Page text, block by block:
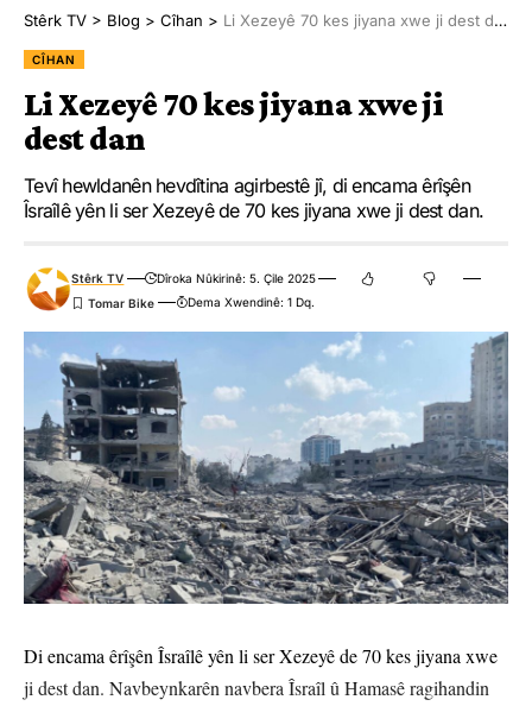
Stêrk TV > Blog > Cîhan > Li Xezeyê 70 kes jiyana xwe ji dest dan
CÎHAN
Li Xezeyê 70 kes jiyana xwe ji
dest dan
Tevî hewldanên hevdîtina agirbestê jî, di encama êrîşên
Îsraîlê yên li ser Xezeyê de 70 kes jiyana xwe ji dest dan.
Stêrk TV
Dîroka Nûkirinê: 5. Çile 2025
Dema Xwendinê: 1 Dq.
Di encama êrîşên Îsraîlê yên li ser Xezeyê de 70 kes jiyana xwe
ji dest dan. Navbeynkarên navbera Îsraîl û Hamasê ragihandin